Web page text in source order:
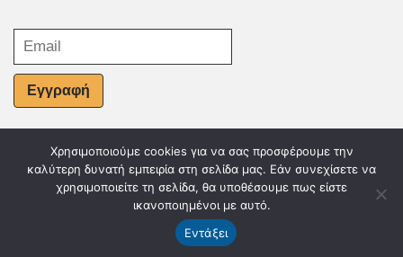
Εγγραφή
© Powered by Knowledge AE
Χρησιμοποιούμε cookies για να σας προσφέρουμε την
καλύτερη δυνατή εμπειρία στη σελίδα μας. Εάν συνεχίσετε να
χρησιμοποιείτε τη σελίδα, θα υποθέσουμε πως είστε
ικανοποιημένοι με αυτό.
Εντάξει